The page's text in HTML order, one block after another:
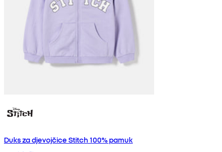
Duks za djevojčice Stitch 100% pamuk